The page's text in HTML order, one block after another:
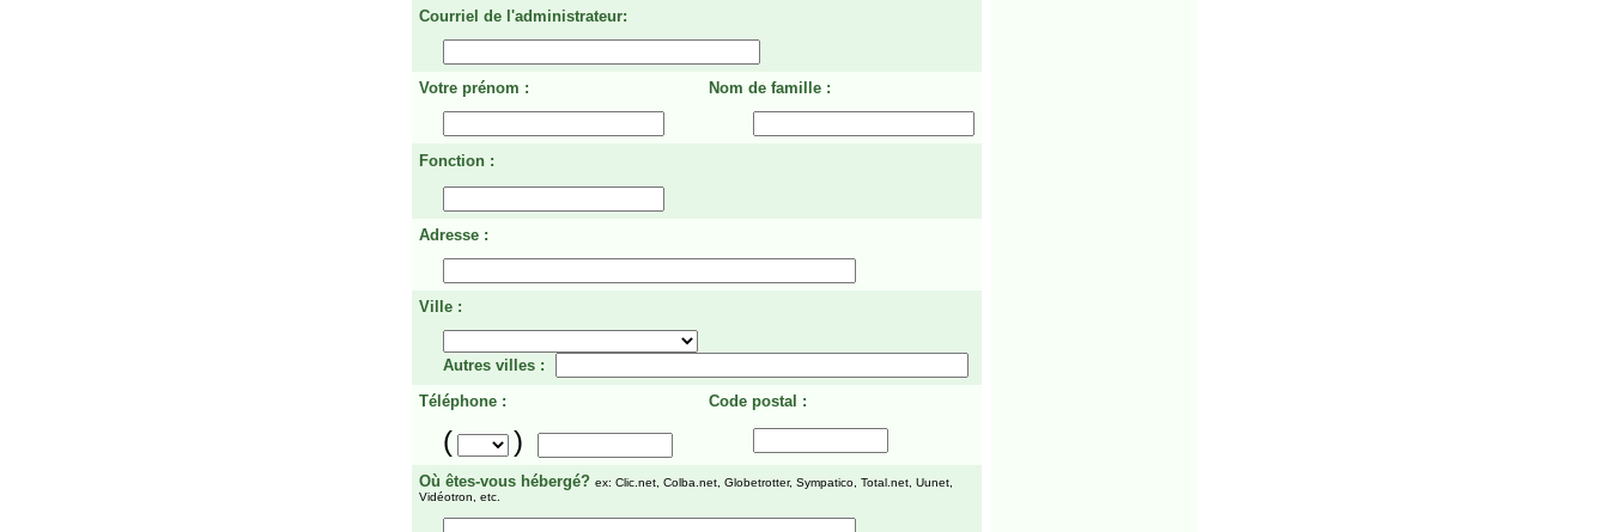
Courriel de l'administrateur:
Votre prénom : Nom de famille :
Fonction :
Adresse :
Ville :
Autres villes :
Téléphone :
Code postal :
( )
Où êtes-vous hébergé? ex: Clic.net, Colba.net, Globetrotter, Sympatico, Total.net, Uunet,
Vidéotron, etc.